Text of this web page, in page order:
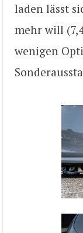
laden lässt
mehr will
wenigen